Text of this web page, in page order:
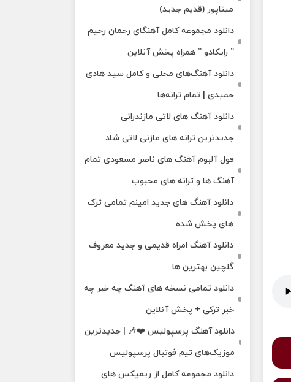
میناپور (قدیم جدید)
دانلود مجموعه کامل آهنگای رحمان رحیم
” رایکادو ” همراه پخش آنلاین
دانلود آهنگ‌های محلی و کامل سید هادی
حمیدی | تمام ترانه‌ها
دانلود آهنگ‌ های لاتی مازندرانی
جدیدترین ترانه های مازنی لاتی شاد
فول آلبوم آهنگ‌ های ناصر مسعودی تمام
آهنگ‌ ها و ترانه‌ های محبوب
دانلود آهنگ های جدید امینم تمامی ترک
های پخش شده
دانلود آهنگ امراه قدیمی و جدید معروف
گلچین بهترین ها
دانلود تمامی نسخه های آهنگ چه خبر چه
خبر ترکی + پخش آنلاین
دانلود آهنگ پرسپولیس ❤️🎶 | جدیدترین
موزیک‌های تیم فوتبال پرسپولیس
دانلود مجموعه کامل از ریمیکس های